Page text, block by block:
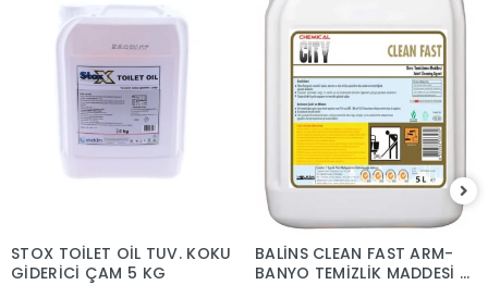
STOX TOİLET OİL TUV. KOKU
GİDERİCİ ÇAM 5 KG
BALİNS CLEAN FAST ARM-
BANYO TEMİZLİK MADDESİ 5